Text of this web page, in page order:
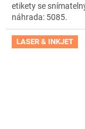
etikety se
náhrada: 5085.
LASER & INKJET